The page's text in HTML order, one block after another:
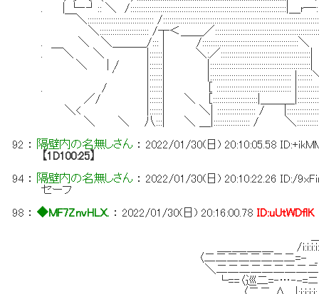
. | └‐┘:: ＼ /
￣＼::::::::::::::::::::::::::::::: /
＼::::::::::::::::::::::: /┬＜＿＿／
. ＼ ＼＿＿＿/::: | /:::::::::::::::::::::::::::::::::::::::::::::＼
. ￣＼ ＼ |::::::| ＼:／::::::::::::::::::::::::::::::::::::::::::|
＼ ｜/ |::::::|
′ |::::::| |:::::::::::::::::::::::::::::::::::::: |:::::::＼__
. / |::::::| ［ :::::::::::::::::::::::::::::::::::
／/ |::::::| ＼ ［:::::::::::::::::::::|＿＿＿
＼< |::::::| ＼| :::::::::::::::::: /
＼ ＼ 八:::| ＼ ＿|::::::::::::::::: / ＼
92 ： 隔壁内の名無しさん ：2022/01/30(日) 20:10:05.58
【1D100:25】
94 ： 隔壁内の名無しさん ：2022/01/30(日) 20:10:22.26 ID:/
セーフ
98 ：◆MF7ZnvHLX. ：2022/01/30(日) 20:16:00.78 ID:uUtWDflK
＿_＿_＿_＿ /
〈二二二二二二二二=-
＼二二二二二二二二二二-
└==〈巡二=‐…‐-=ニニニニ